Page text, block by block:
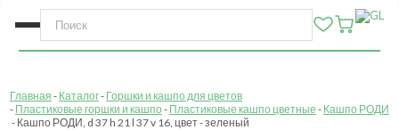
Главная Каталог Горшки и кашпо для цветов
Пластиковые горшки и кашпо
Пластиковые кашпо цветные
Кашпо РОДИ
Кашпо РОДИ, d 37 h 21 l 37 v 16, цвет - зеленый